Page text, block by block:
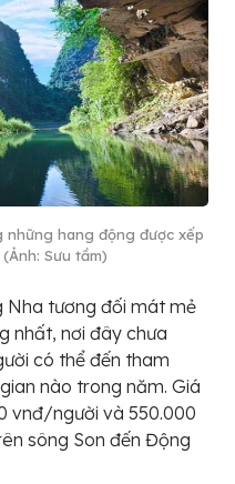
hang động được xếp
Sưu tầm)
Nha tương đối mát mẻ
nhất, nơi đây chưa
có thể đến tham
nào trong năm. Giá
vnđ/người và 550.000
sông Son đến Động